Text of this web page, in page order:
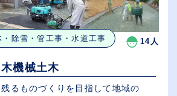
除雪・管工事・水道工事 14人
機械土木
るものづくりを目指して地域の